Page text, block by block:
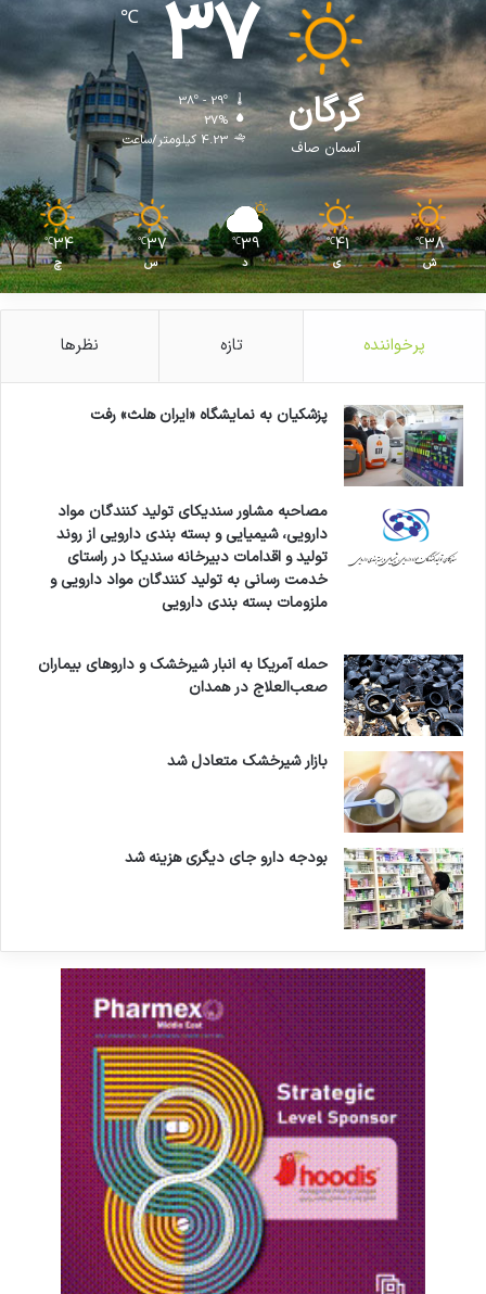
گرگان
آسمان صاف
37
℃
38º - 29º
27%
4.23 کیلومتر/ساعت
38
℃
ش
41
℃
ی
39
℃
د
37
℃
س
34
℃
چ
پرخواننده تازه نظرها
پزشکیان به نمایشگاه «ایران هلث» رفت
مصاحبه مشاور سندیکای تولید کنندگان مواد
دارویی، شیمیایی و بسته بندی دارویی از روند
تولید و اقدامات دبیرخانه سندیکا در راستای
خدمت رسانی به تولید کنندگان مواد دارویی و
ملزومات بسته بندی دارویی
حمله آمریکا به انبار شیرخشک و داروهای بیماران
صعب‌العلاج در همدان
بازار شیرخشک متعادل شد
بودجه دارو جای دیگری هزینه شد